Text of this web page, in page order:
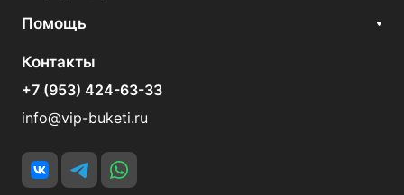
Помощь
Контакты
+7 (953) 424-63-33
info@vip-buketi.ru